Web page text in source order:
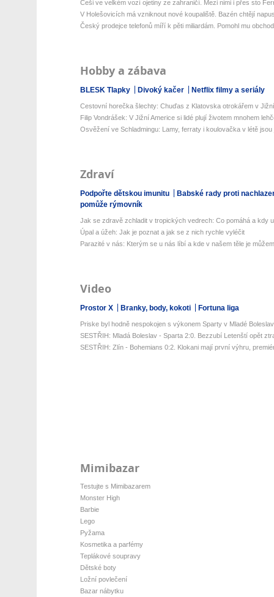
Češi ve velkém vozí ojetiny ze zahraničí. Mezi nimi i přes sto
V Holešovicích má vzniknout nové koupaliště. Bazén chtějí
Český prodejce telefonů míří k pěti miliardám. Pomohl mu
Hobby a zábava
BLESK Tlapky Divoký kačer Netflix filmy a seriály
Cestovní horečka šlechty: Chuďas z Klatovska otrokářem v
Filip Vondrášek: V Jižní Americe si lidé plují životem mnohem
Osvěžení ve Schladmingu: Lamy, ferraty i koulovačka v létě jsou
Zdraví
Podpořte dětskou imunitu
Babské rady proti
pomůže rýmovník
Jak se zdravě zchladit v tropických vedrech: Co pomáhá a kdy
Úpal a úžeh: Jak je poznat a jak se z nich rychle vyléčit
Parazité v nás: Kterým se u nás líbí a kde v našem těle je
Video
Prostor X Branky, body, kokoti Fortuna liga
Priske byl hodně nespokojen s výkonem Sparty v Mladé
SESTŘIH: Mladá Boleslav - Sparta 2:0. Bezzubí Letenští opět
SESTŘIH: Zlín - Bohemians 0:2. Klokani mají první výhru,
Mimibazar
Testujte s Mimibazarem
Monster High
Barbie
Lego
Pyžama
Kosmetika a parfémy
Teplákové soupravy
Dětské boty
Ložní povlečení
Bazar nábytku